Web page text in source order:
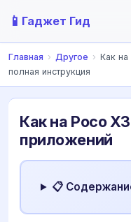
📱 Гаджет Гид
Главная › Другое › Как
полная инструкция
Как на Poco
приложений
📋